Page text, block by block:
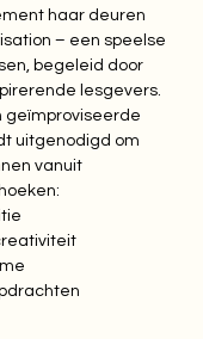
haar deuren
– een speelse
begeleid door
lesgevers.
geïmproviseerde
uitgenodigd om
vanuit